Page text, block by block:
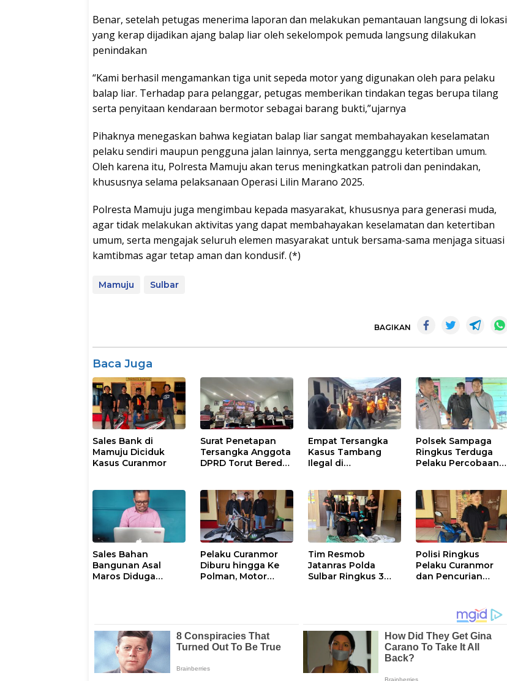
Benar, setelah petugas menerima laporan dan melakukan pemantauan langsung di lokasi
yang kerap dijadikan ajang balap liar oleh sekelompok pemuda langsung dilakukan
penindakan
“Kami berhasil mengamankan tiga unit sepeda motor yang digunakan oleh para pelaku
balap liar. Terhadap para pelanggar, petugas memberikan tindakan tegas berupa tilang
serta penyitaan kendaraan bermotor sebagai barang bukti,”ujarnya
Pihaknya menegaskan bahwa kegiatan balap liar sangat membahayakan keselamatan
pelaku sendiri maupun pengguna jalan lainnya, serta mengganggu ketertiban umum.
Oleh karena itu, Polresta Mamuju akan terus meningkatkan patroli dan penindakan,
khususnya selama pelaksanaan Operasi Lilin Marano 2025.
Polresta Mamuju juga mengimbau kepada masyarakat, khususnya para generasi muda,
agar tidak melakukan aktivitas yang dapat membahayakan keselamatan dan ketertiban
umum, serta mengajak seluruh elemen masyarakat untuk bersama-sama menjaga situasi
kamtibmas agar tetap aman dan kondusif. (*)
Mamuju Sulbar
BAGIKAN
Baca Juga
Sales Bank di
Mamuju Diciduk
Kasus Curanmor
Surat Penetapan
Tersangka Anggota
DPRD Torut Beredar,
Berstatus Saksi
Empat Tersangka
Kasus Tambang
Ilegal di
Ditahan Polresta
Mamuju
Polsek Sampaga
Ringkus Terduga
Pelaku Percobaan
Sales Bahan
Bangunan Asal
Maros Diduga
Pelaku Curanmor
Diburu hingga Ke
Polman, Motor
Tim Resmob
Jatanras Polda
Sulbar Ringkus 3
Polisi Ringkus
Pelaku Curanmor
dan Pencurian